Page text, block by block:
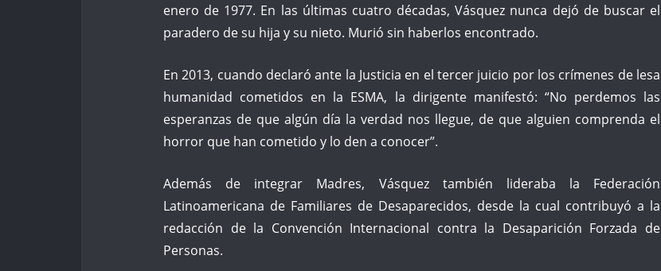
enero de 1977. En las últimas cuatro décadas, Vásquez nunca dejó de buscar el
paradero de su hija y su nieto. Murió sin haberlos encontrado.
En 2013, cuando declaró ante la Justicia en el tercer juicio por los crímenes de lesa
humanidad cometidos en la ESMA, la dirigente manifestó: “No perdemos las
esperanzas de que algún día la verdad nos llegue, de que alguien comprenda el
horror que han cometido y lo den a conocer”.
Además de integrar Madres, Vásquez también lideraba la Federación
Latinoamericana de Familiares de Desaparecidos, desde la cual contribuyó a la
redacción de la Convención Internacional contra la Desaparición Forzada de
Personas.